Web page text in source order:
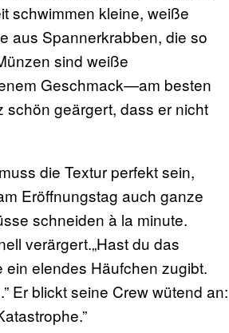
schwimmen kleine, weiße
aus Spannerkrabben, die so
sind weiße
Geschmack—am besten
schön geärgert, dass er nicht
die Textur perfekt sein,
Eröffnungstag auch ganze
schneiden à la minute.
verärgert.„Hast du das
ein elendes Häufchen zugibt.
Er blickt seine Crew wütend an: